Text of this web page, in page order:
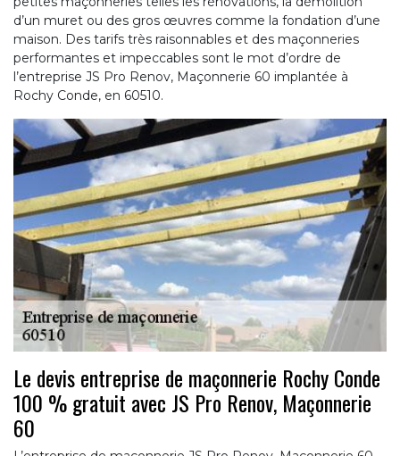
d’un muret ou des gros œuvres comme la fondation d’une
maison. Des tarifs très raisonnables et des maçonneries
performantes et impeccables sont le mot d’ordre de
l’entreprise JS Pro Renov, Maçonnerie 60 implantée à
Rochy Conde, en 60510.
Le devis entreprise de maçonnerie Rochy Conde
100 % gratuit avec JS Pro Renov, Maçonnerie
60